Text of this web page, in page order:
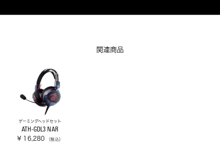
関連商品
ゲーミングヘッドセット
ATH-GDL3 NAR
¥ 16,280 （税込）